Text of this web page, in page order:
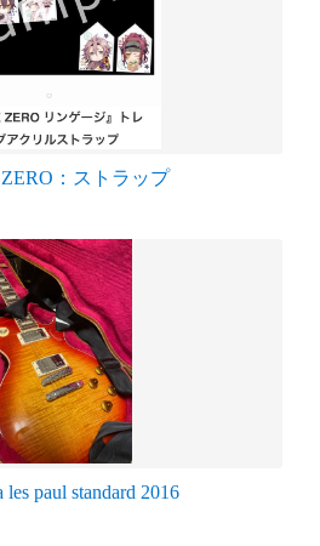
：ストラップ
les paul standard 2016